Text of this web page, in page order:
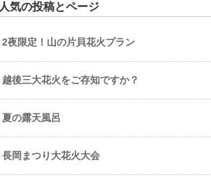
人気の投稿とページ
2夜限定！山の片貝花火プラン
越後三大花火をご存知ですか？
夏の露天風呂
長岡まつり大花火大会